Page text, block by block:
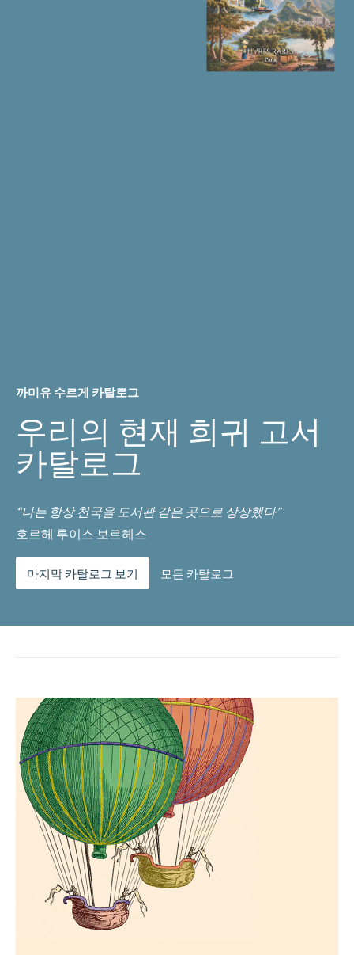
까미유 수르게 카탈로그
우리의 현재 희귀 고서
카탈로그
“나는 항상 천국을 도서관 같은 곳으로 상상했다”
호르헤 루이스 보르헤스
마지막 카탈로그 보기 모든 카탈로그